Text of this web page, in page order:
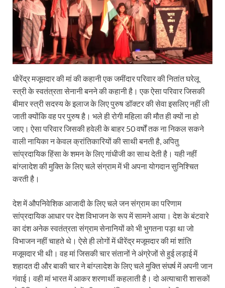
धीरेंद्र मजूमदार की मां की कहानी एक जमींदार परिवार की नितांत घरेलू
स्त्री के स्वतंत्रता सेनानी बनने की कहानी है। एक ऐसा परिवार जिसकी
बीमार स्त्री सदस्य के इलाज के लिए पुरुष डॉक्टर की सेवा इसलिए नहीं ली
जाती क्योंकि वह पर पुरुष है। भले ही रोगी महिला की मौत ही क्यों ना हो
जाए। ऐसा परिवार जिसकी हवेली के बाहर 50 वर्षों तक ना निकल सकने
वाली नायिका न केवल क्रांतिकारियों की साथी बनती है, अपितु
सांप्रदायिक हिंसा के शमन के लिए गांधीजी का साथ देती है। यही नहीं
बांग्लादेश की मुक्ति के लिए चले संग्राम में भी अपना योगदान सुनिश्चित
करती है।
देश में औपनिवेशिक आजादी के लिए चले जन संग्राम का परिणाम
सांप्रदायिक आधार पर देश विभाजन के रूप में सामने आया। देश के बंटवारे
का दंश अनेक स्वतंत्रता संग्राम सेनानियों को भी भुगतना पड़ा था जो
विभाजन नहीं चाहते थे। ऐसे ही लोगों में धीरेंद्र मजूमदार की मां शांति
मजूमदार भी थी। वह मां जिसकी चार संतानों ने अंग्रेजों से हुई लड़ाई में
शहादत दी और बाकी चार ने बांग्लादेश के लिए चले मुक्ति संघर्ष में अपनी जान
गंवाई। वही मां भारत में आकर शरणार्थी कहलाती है। दो अत्याचारी शासकों